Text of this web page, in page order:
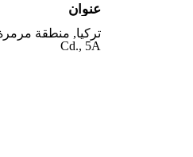
عنوان
Cd., 5A